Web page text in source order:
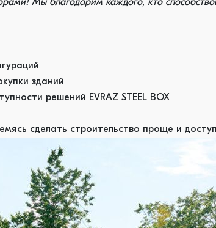
Мы благодарим каждого, кто
зданий
решений EVRAZ STEEL BOX
сделать строительство проще и